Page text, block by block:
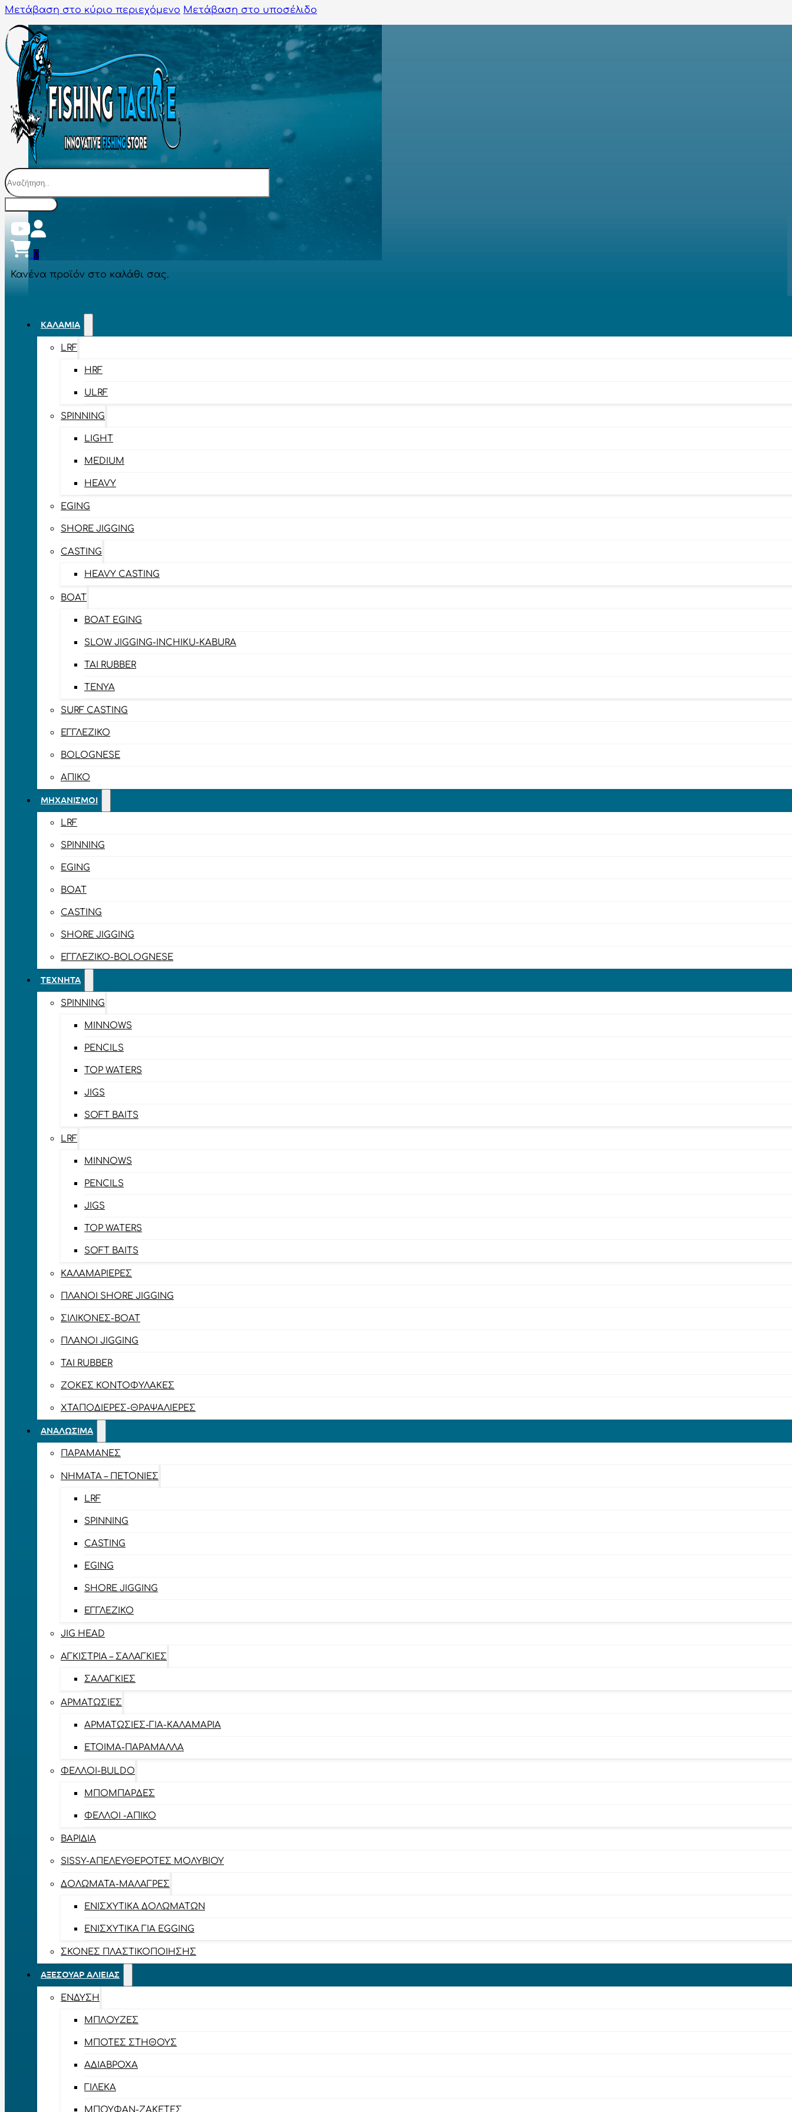
Μετάβαση στο κύριο περιεχόμενο Μετάβαση στο υποσέλιδο
Αναζήτηση
0
Κανένα προϊόν στο καλάθι σας.
ΚΑΛΆΜΙΑ
LRF
HRF
ULRF
SPINNING
LIGHT
MEDIUM
HEAVY
EGING
SHORE JIGGING
CASTING
HEAVY CASTING
BOAT
BOAT EGING
SLOW JIGGING-INCHIKU-KABURA
TAI RUBBER
TENYA
SURF CASTING
ΕΓΓΛΈΖΙΚΟ
BOLOGNESE
ΑΠΊΚΟ
ΜΗΧΑΝΙΣΜΟΊ
LRF
SPINNING
EGING
BOAT
CASTING
SHORE JIGGING
ΕΓΓΛΈΖΙΚΟ-BOLOGNESE
ΤΕΧΝΗΤΆ
SPINNING
MINNOWS
PENCILS
TOP WATERS
JIGS
SOFT BAITS
LRF
MINNOWS
PENCILS
JIGS
TOP WATERS
SOFT BAITS
ΚΑΛΑΜΑΡΙΈΡΕΣ
ΠΛΆΝΟΙ SHORE JIGGING
ΣΙΛΙΚΌΝΕΣ-BOAT
ΠΛΆΝΟΙ JIGGING
TAI RUBBER
ΖΌΚΕΣ ΚΟΝΤΟΦΎΛΑΚΕΣ
ΧΤΑΠΟΔΙΈΡΕΣ-ΘΡΑΨΑΛΙΈΡΕΣ
ΑΝΑΛΏΣΙΜΑ
ΠΑΡΑΜΆΝΕΣ
ΝΉΜΑΤΑ – ΠΕΤΟΝΙΈΣ
LRF
SPINNING
CASTING
EGING
SHORE JIGGING
ΕΓΓΛΈΖΙΚΟ
JIG HEAD
ΑΓΚΊΣΤΡΙΑ – ΣΑΛΑΓΚΙΈΣ
ΣΑΛΑΓΚΙΈΣ
ΑΡΜΑΤΩΣΙΈΣ
ΑΡΜΑΤΩΣΙΈΣ-ΓΙΑ-ΚΑΛΑΜΆΡΙΑ
ΈΤΟΙΜΑ-ΠΑΡΆΜΑΛΛΑ
ΦΕΛΛΟΊ-BULDO
ΜΠΟΜΠΆΡΔΕΣ
ΦΕΛΛΟΊ -ΑΠΊΚΟ
ΒΑΡΊΔΙΑ
SISSY-ΑΠΕΛΕΥΘΕΡΟΤΈΣ ΜΟΛΥΒΙΟΎ
ΔΟΛΏΜΑΤΑ-ΜΑΛΆΓΡΕΣ
ΕΝΙΣΧΥΤΙΚΆ ΔΟΛΩΜΆΤΩΝ
ΕΝΙΣΧΥΤΙΚΆ ΓΙΑ EGGING
ΣΚΌΝΕΣ ΠΛΑΣΤΙΚΟΠΟΊΗΣΗΣ
ΑΞΕΣΟΥΆΡ ΑΛΙΕΊΑΣ
ΈΝΔΥΣΗ
ΜΠΛΟΎΖΕΣ
ΜΠΌΤΕΣ ΣΤΉΘΟΥΣ
ΑΔΙΆΒΡΟΧΑ
ΓΙΛΈΚΑ
ΜΠΟΥΦΆΝ-ΖΑΚΈΤΕΣ